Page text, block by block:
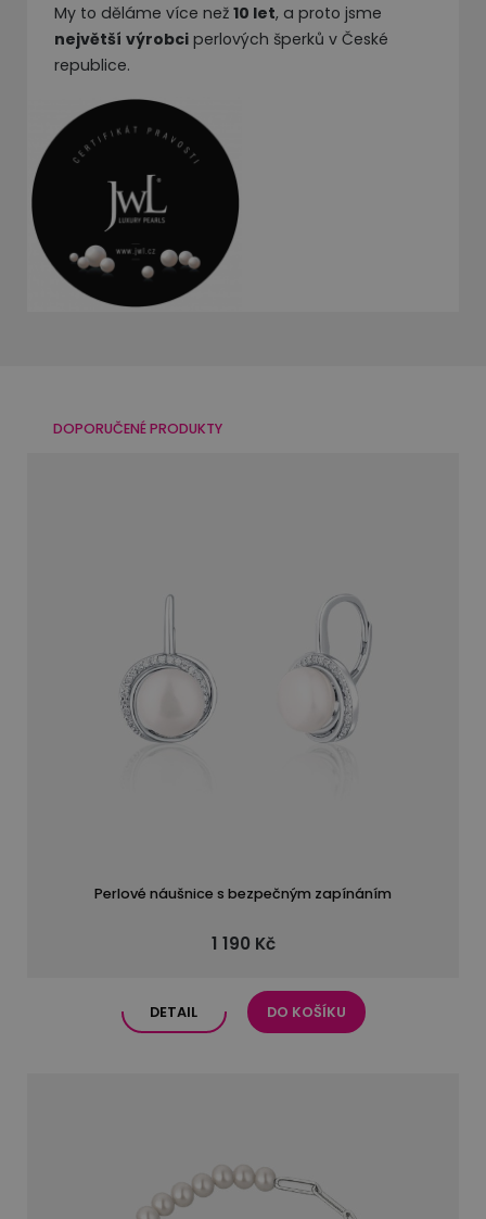
My to děláme více než 10 let, a proto jsme
největší výrobci perlových šperků v České
republice.
DOPORUČENÉ PRODUKTY
Perlové náušnice s bezpečným zapínáním
1 190 Kč
DETAIL DO KOŠÍKU